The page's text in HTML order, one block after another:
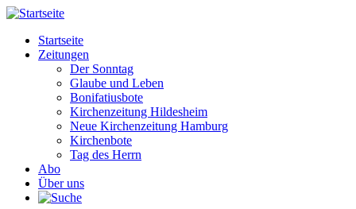
Direkt
Inhalt
Main
navigation
Startseite
Zeitungen
Der Sonntag
Glaube und Leben
Bonifatiusbote
Kirchenzeitung Hildesheim
Neue Kirchenzeitung Hamburg
Kirchenbote
Tag des Herrn
Abo
Über uns